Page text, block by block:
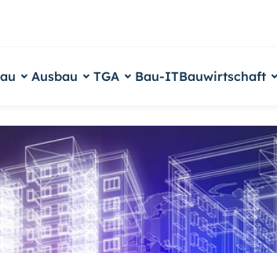
Ausbau TGA Bau-ITBauwirtschaft